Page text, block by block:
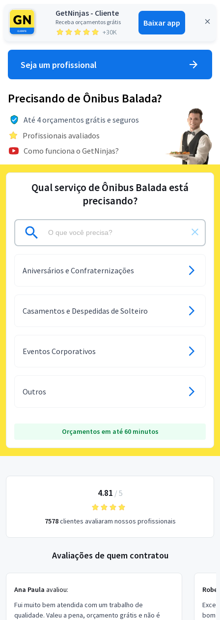
GetNinjas - Cliente
Receba orçamentos grátis
+30K
Baixar app
Entrar
Seja um profissional
Precisando de Ônibus Balada?
Até 4 orçamentos grátis e seguros
Profissionais avaliados
Como funciona o GetNinjas?
Qual serviço de Ônibus Balada está
precisando?
Aniversários e Confraternizações
Casamentos e Despedidas de Solteiro
Eventos Corporativos
Outros
Orçamentos em até 60 minutos
4.81 / 5
7578clientes avaliaram nossos profissionais
Avaliações de quem contratou
Ana Paula avaliou:
Fui muito bem atendida com um trabalho de
qualidade. Valeu a pena, orçamento grátis e não é
bom